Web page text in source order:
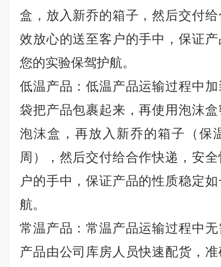
盒，放入新乔的箱子，然后交付
效放心的送至客户的手中，保证
您的实验保驾护航。
低温产品：低温产品运输过程中
袋把产品包裹起来，再使用泡沫
泡沫盒，再放入新乔的箱子（保
周），然后交付给合作快递，安
户的手中，保证产品的性质稳定
航。
常温产品：常温产品运输过程中
产品由公司库房人员快速配货，